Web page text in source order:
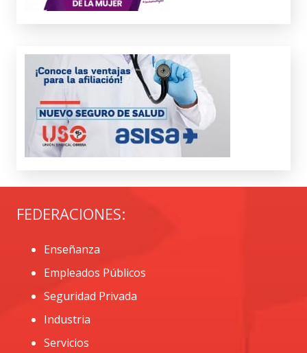
FEDERACIONES:
Enseñanza
Empleados Públicos
Seguridad Privada
Industria
Servicios